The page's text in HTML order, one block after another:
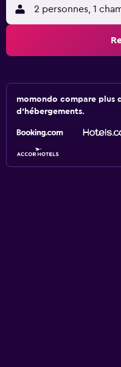
2 personnes, 1
momondo compare plus
d'hébergements.